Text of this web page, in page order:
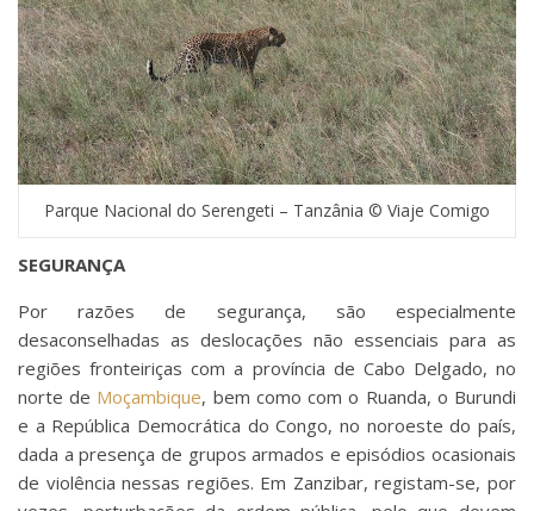
Parque Nacional do Serengeti – Tanzânia © Viaje Comigo
SEGURANÇA
Por razões de segurança, são especialmente
desaconselhadas as deslocações não essenciais para as
regiões fronteiriças com a província de Cabo Delgado, no
norte de Moçambique, bem como com o Ruanda, o Burundi
e a República Democrática do Congo, no noroeste do país,
dada a presença de grupos armados e episódios ocasionais
de violência nessas regiões. Em Zanzibar, registam-se, por